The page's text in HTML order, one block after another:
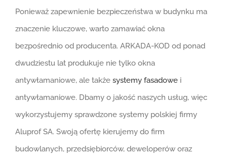
Ponieważ zapewnienie bezpieczeństwa w budynku ma
znaczenie kluczowe, warto zamawiać okna
bezpośrednio od producenta. ARKADA-KOD od ponad
dwudziestu lat produkuje nie tylko okna
antywłamaniowe, ale także systemy fasadowei
antywłamaniowe. Dbamy o jakość naszych usług, więc
wykorzystujemy sprawdzone systemy polskiej firmy
Aluprof SA. Swoją ofertę kierujemy do firm
budowlanych, przedsiębiorców, deweloperów oraz